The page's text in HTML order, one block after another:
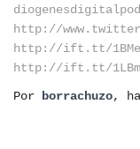
http://
http://ift.tt/
http://ift.tt/
Por
borrachuzo,